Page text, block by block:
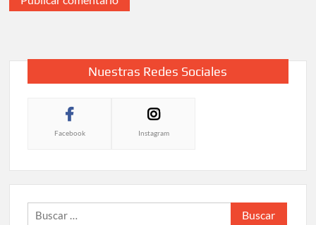
Nuestras Redes Sociales
Facebook Instagram